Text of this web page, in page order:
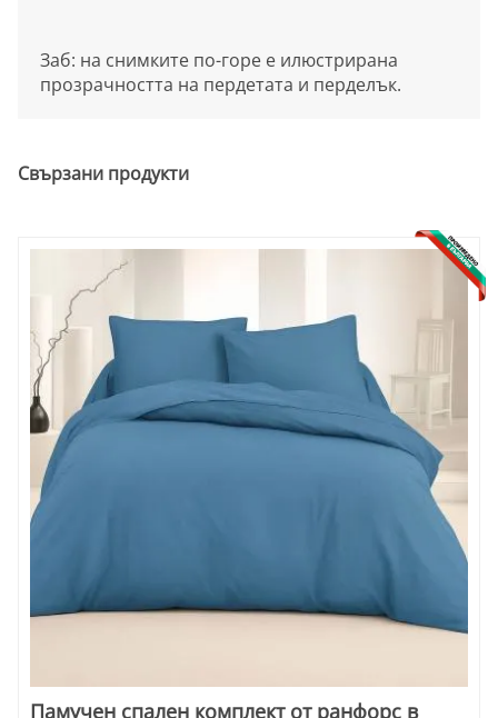
Заб: на снимките по-горе е илюстрирана
прозрачността на пердетата и перделък.
Свързани продукти
Памучен спален комплект от ранфорс в